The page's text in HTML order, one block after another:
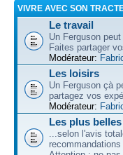
VIVRE AVEC SON
Le travail
Un Ferguson
Faites partager
Modérateur:
Les loisirs
Un Ferguson çà
partagez vos
Modérateur:
Les plus
...selon l'avis